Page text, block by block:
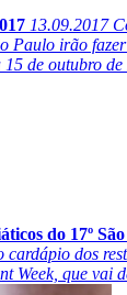
13.09.2017
Paulo irão
15 de outubro de
do 17º
cardápio dos
Week, que vai